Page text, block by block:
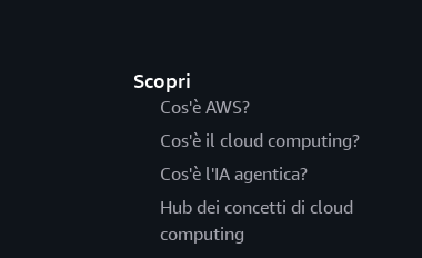
Scopri
Cos'è AWS?
Cos'è il cloud computing?
Cos'è l'IA agentica?
Hub dei concetti di cloud
computing